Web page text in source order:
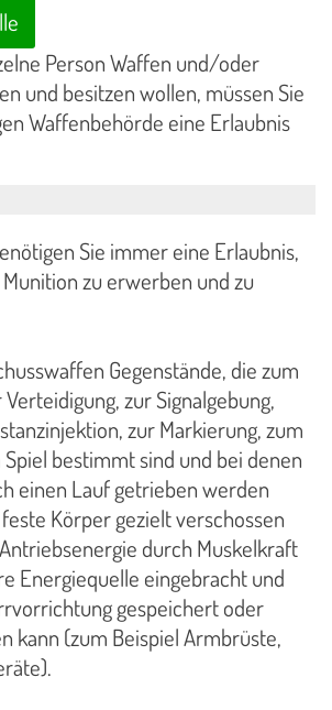
Person Waffen und/oder
und besitzen wollen, müssen Sie
Waffenbehörde eine Erlaubnis
Sie immer eine Erlaubnis,
zu erwerben und zu
Gegenstände, die zum
zur Signalgebung,
zur Markierung, zum
bestimmt sind und bei denen
einen Lauf getrieben werden
Körper gezielt verschossen
durch Muskelkraft
Energiequelle eingebracht und
gespeichert oder
kann (zum Beispiel Armbrüste,